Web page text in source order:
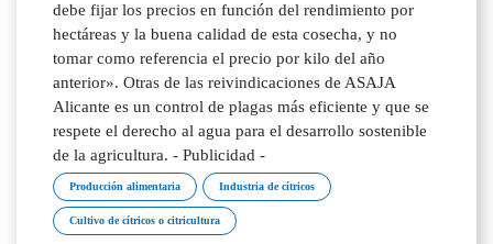
debe fijar los precios en función del rendimiento por
hectáreas y la buena calidad de esta cosecha, y no
tomar como referencia el precio por kilo del año
anterior». Otras de las reivindicaciones de ASAJA
Alicante es un control de plagas más eficiente y que se
respete el derecho al agua para el desarrollo sostenible
de la agricultura. - Publicidad -
Producción alimentaria Industria de cítricos
Cultivo de cítricos o citricultura